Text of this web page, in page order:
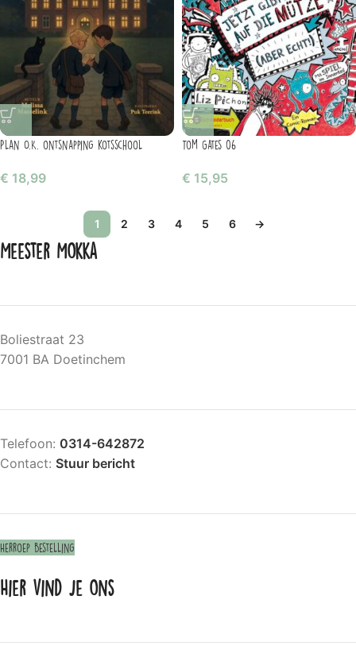
Plan O.K. ontsnapping kotsschool
€ 18,99
Tom Gates 06
€ 15,95
1 2 3 4 5 6 →
Meester Mokka
Boliestraat 23
7001 BA Doetinchem
Telefoon: 0314-642872
Contact: Stuur bericht
Herroep bestelling
Hier vind je ons